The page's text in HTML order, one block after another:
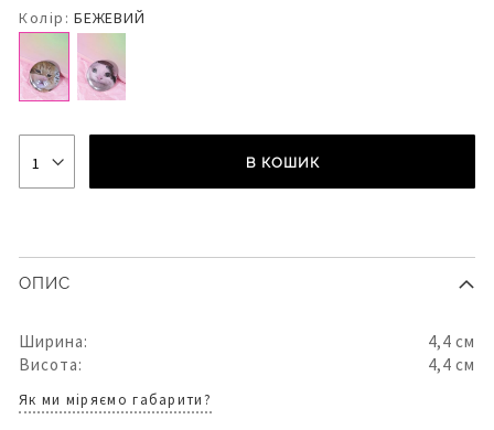
Колір: БЕЖЕВИЙ
В КОШИК
ОПИС
Ширина:
4,4 см
Висота:
4,4 см
Як ми міряємо габарити?